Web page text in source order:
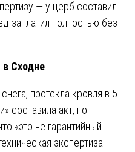
— ущерб составил
заплатил полностью без
Сходне
протекла кровля в 5-
составила акт, но
«это не гарантийный
экспертиза